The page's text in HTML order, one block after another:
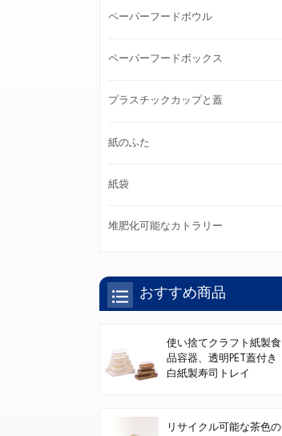
ペーパーフードボウル
ペーパーフードボックス
プラスチックカップと蓋
紙のふた
紙袋
堆肥化可能なカトラリー
おすすめ商品
使い捨てクラフト紙製食
品容器、透明PET蓋付き
白紙製寿司トレイ
リサイクル可能な茶色の